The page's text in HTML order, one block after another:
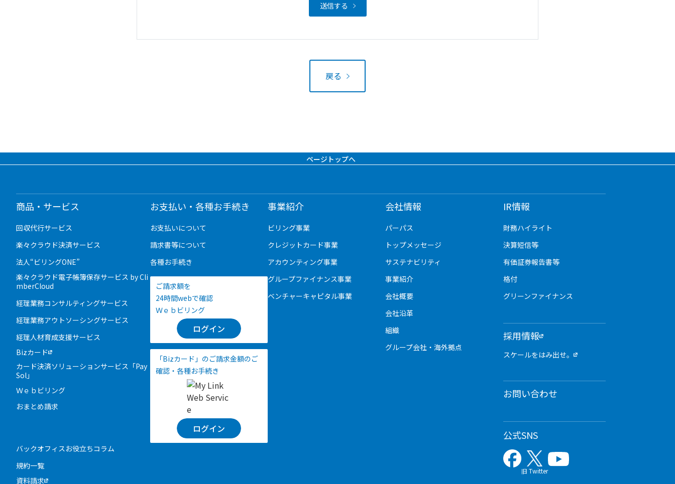
送信する
戻る
ページトップへ
商品・サービス
回収代行サービス
楽々クラウド決済サービス
法人“ビリングONE”
楽々クラウド電子帳簿保存サービス by Cli
mberCloud
経理業務コンサルティングサービス
経理業務アウトソーシングサービス
経理人材育成支援サービス
Bizカード
カード決済ソリューションサービス「Pay
Sol」
Ｗｅｂビリング
おまとめ請求
バックオフィスお役立ちコラム
規約一覧
資料請求
お支払い・各種お手続き
お支払いについて
請求書等について
各種お手続き
ご請求額を
24時間webで確認
Ｗｅｂビリング
ログイン
「Bizカード」のご請求金額のご
確認・各種お手続き
ログイン
事業紹介
ビリング事業
クレジットカード事業
アカウンティング事業
グループファイナンス事業
ベンチャーキャピタル事業
会社情報
パーパス
トップメッセージ
サステナビリティ
事業紹介
会社概要
会社沿革
組織
グループ会社・海外拠点
IR情報
財務ハイライト
決算短信等
有価証券報告書等
格付
グリーンファイナンス
採用情報
スケールをはみ出せ。
お問い合わせ
公式SNS
旧 Twitter